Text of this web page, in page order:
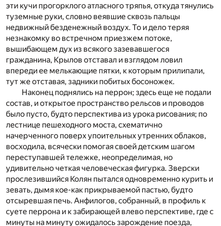
эти кучи прогорклого атласного тряпья, откуда тянулись
туземные руки, словно веявшие сквозь пальцы
недвижный безденежный воздух. То и дело теряя
незнакомку во встречном приезжем потоке,
вышибающем дух из всякого зазевавшегося
гражданина, Крылов отставал и взглядом ловил
впереди ее мелькающие пятки, к которым прилипали,
тут же отставая, задники побитых босоножек.
Наконец поднялись на перрон; здесь еще не подали
состав, и открытое пространство рельсов и проводов
было пусто, будто перспектива из урока рисования; по
лестнице пешеходного моста, схематично
начерченного поверх упоительных утренних облаков,
восходила, всячески помогая своей детским шагом
переступавшей тележке, неопределимая, но
удивительно четкая человеческая фигурка. Зверски
прослезившийся Колян пытался одновременно курить и
зевать, дымя кое-как прикрываемой пастью, будто
отсыревшая печь. Анфилогов, собранный, в профиль к
суете перрона и к забирающей влево перспективе, где с
минуты на минуту ожидалось зарождение поезда,